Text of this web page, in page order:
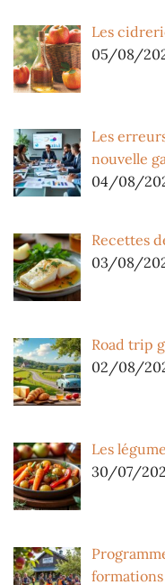
Les
05/08/
Les
nouvelle
04/08/
Recettes
03/08/
Road trip
02/08/
Les
30/07/